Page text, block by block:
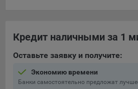
Google Analytics.
Необходимые для функционирования
платформ «Google Analytics»,
Кредит наличными за 1
Оставьте заявку и получите:
Экономию времени
Банки самостоятельно предложат